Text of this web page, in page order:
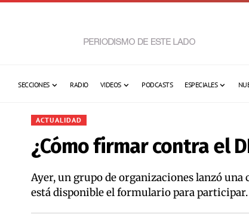
SECCIONES RADIO VIDEOS PODCASTS ESPECIALES
ACTUALIDAD
¿Cómo firmar contra el
Ayer, un grupo de organizaciones lanzó
está disponible el formulario para